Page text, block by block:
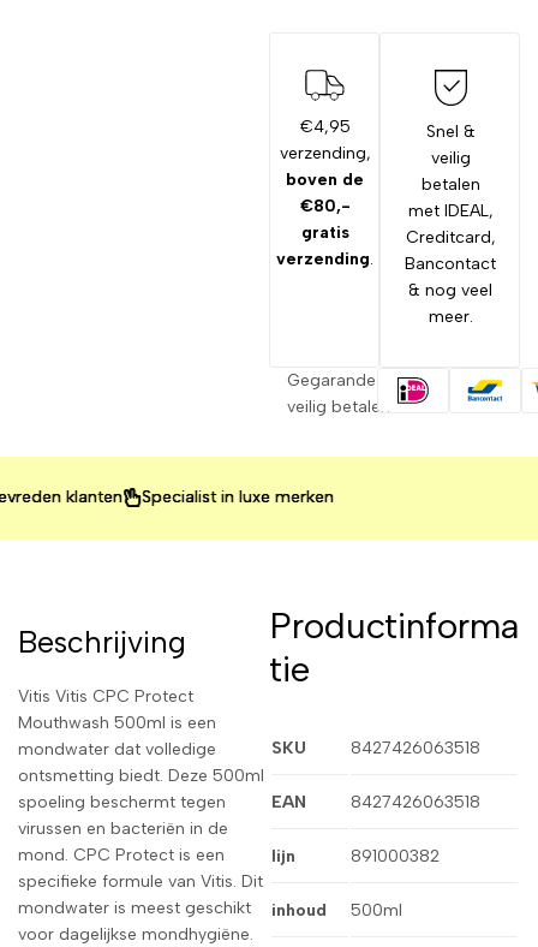
€4,95
verzending,
boven de
€80,-
gratis
verzending.
Snel &
veilig
betalen
met IDEAL,
Creditcard,
Bancontact
& nog veel
meer.
Gegarandeerd
veilig betalen
klanten Specialist in luxe merken
klanten Specialist in luxe merken
klanten Specialist in luxe merken
Beschrijving
Vitis Vitis CPC Protect
Mouthwash 500ml is een
mondwater dat volledige
ontsmetting biedt. Deze 500ml
spoeling beschermt tegen
virussen en bacteriën in de
mond. CPC Protect is een
specifieke formule van Vitis. Dit
mondwater is meest geschikt
voor dagelijkse mondhygiëne.
Productinforma
tie
SKU 8427426063518
EAN 8427426063518
lijn 891000382
inhoud 500ml